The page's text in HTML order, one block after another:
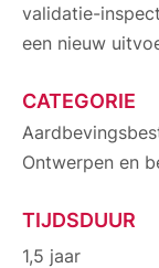
validatie-
een nieuw
CATEGORIE
Ontwerpen en
TIJDSDUUR
1,5 jaar